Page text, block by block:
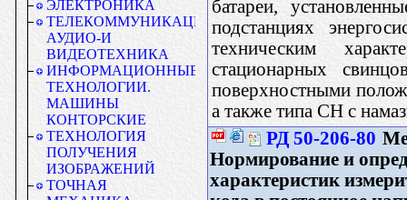
ЭЛЕКТРОНИКА
ТЕЛЕКОММУНИКАЦИИ.
АУДИО-И
ВИДЕОТЕХНИКА
ИНФОРМАЦИОННЫЕ
ТЕХНОЛОГИИ.
МАШИНЫ
КОНТОРСКИЕ
ТЕХНОЛОГИЯ
ПОЛУЧЕНИЯ
ИЗОБРАЖЕНИЙ
ТОЧНАЯ
батареи,
подстанциях
техническим
стационарных
поверхностными
а также типа СН с
РД 50-206-80
Нормирование и
характеристик